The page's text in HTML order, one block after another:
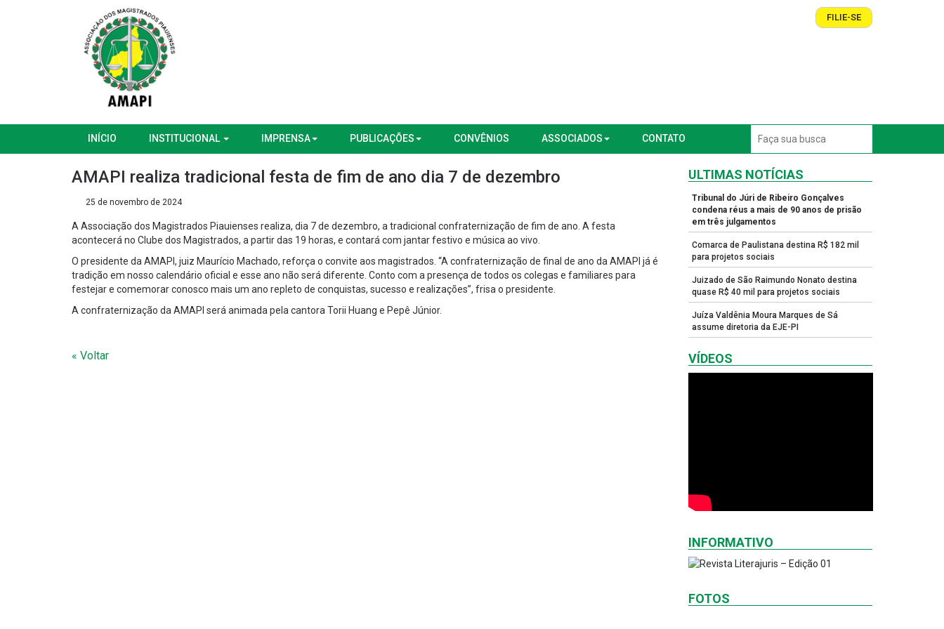
FILIE-SE
INÍCIO INSTITUCIONAL IMPRENSA PUBLICAÇÕES CONVÊNIOS ASSOCIADOS CONTATO
AMAPI realiza tradicional festa de fim de ano dia 7 de dezembro
25 de novembro de 2024
A Associação dos Magistrados Piauienses realiza, dia 7 de dezembro, a tradicional confraternização de fim de ano. A festa
acontecerá no Clube dos Magistrados, a partir das 19 horas, e contará com jantar festivo e música ao vivo.
O presidente da AMAPI, juiz Maurício Machado, reforça o convite aos magistrados. “A confraternização de final de ano da AMAPI já é
tradição em nosso calendário oficial e esse ano não será diferente. Conto com a presença de todos os colegas e familiares para
festejar e comemorar conosco mais um ano repleto de conquistas, sucesso e realizações”, frisa o presidente.
A confraternização da AMAPI será animada pela cantora Torii Huang e Pepê Júnior.
« Voltar
ULTIMAS NOTÍCIAS
Tribunal do Júri de Ribeiro Gonçalves
condena réus a mais de 90 anos de prisão
em três julgamentos
Comarca de Paulistana destina R$ 182 mil
para projetos sociais
Juizado de São Raimundo Nonato destina
quase R$ 40 mil para projetos sociais
Juíza Valdênia Moura Marques de Sá
assume diretoria da EJE-PI
VÍDEOS
INFORMATIVO
FOTOS